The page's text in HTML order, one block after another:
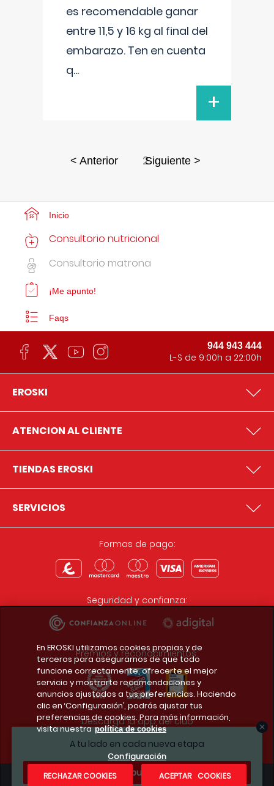
es recomendable ganar
entre 11,5 y 16 kg al final del
embarazo. Ten en cuenta
q...
+
< Anterior 2Siguiente >
A tu lado en cada nueva etapa
¿Te apuntas?
Inicio
Consultorio nutricional
Consultorio matrona
¡Me apunto!
Faqs
944 943 444
L-S de 9:00h a 22:00h
EROSKI
ATENCION AL CLIENTE
TIENDAS EROSKI
SERVICIOS
Formas de pago:
Seguridad y confianza:
Premios y reconocimientos:
Descarga la app del club
En EROSKI utilizamos cookies propias y de
terceros para asegurarnos de que todo
funcione correctamente, ofrecerte el mejor
servicio y mostrarte recomendaciones y
anuncios ajustados a tus preferencias. Haciendo
clic en ‘Configuración’, podrás ajustar tus
preferencias de cookies. Para más información,
visita nuestra política de cookies
Configuración
RECHAZAR COOKIES
ACEPTAR COOKIES